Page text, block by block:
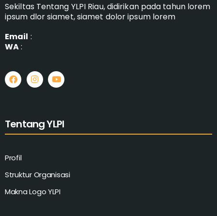
Sekiltas Tentang YLPI Riau, didirikan pada tahun lorem
ipsum dlor siamet, siamet dolor ipsum lorem
Email :
WA:
Tentang YLPI
Profil
Struktur Organisasi
Makna Logo YLPI